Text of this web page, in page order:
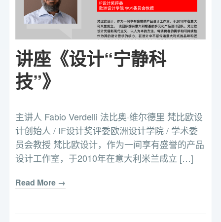
讲座《设计“宁静科
技”》
主讲人 Fabio Verdelli 法比奥·维尔德里 梵比欧设
计创始人 / IF设计奖评委欧洲设计学院 / 学术委
员会教授 梵比欧设计，作为一间享有盛誉的产品
设计工作室，于2010年在意大利米兰成立 […]
Read More →